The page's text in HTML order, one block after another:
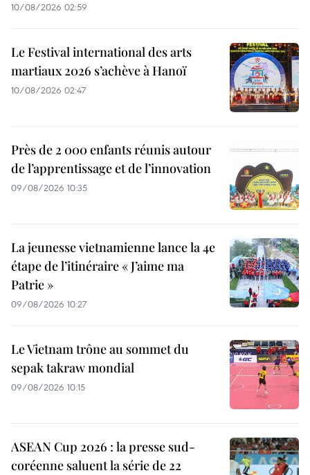
10/08/2026 02:59
Le Festival international des arts
martiaux 2026 s’achève à Hanoï
10/08/2026 02:47
Près de 2 000 enfants réunis autour
de l’apprentissage et de l’innovation
09/08/2026 10:35
La jeunesse vietnamienne lance la 4e
étape de l’itinéraire « J’aime ma
Patrie »
09/08/2026 10:27
Le Vietnam trône au sommet du
sepak takraw mondial
09/08/2026 10:15
ASEAN Cup 2026 : la presse sud-
coréenne saluent la série de 22